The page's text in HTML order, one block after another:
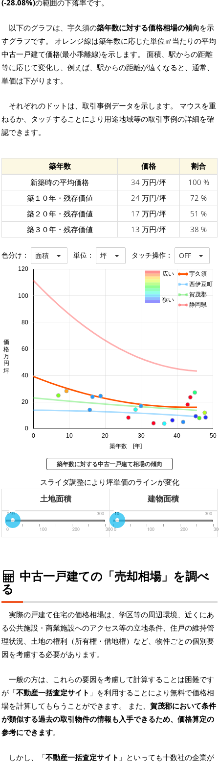
(-28.08%)の範囲の下落率です。
以下のグラフは、宇久須の築年数に対する価格相場の傾向を示
すグラフです。 オレンジ線は築年数に応じた単位㎡当たりの平均
中古一戸建て価格(最小乖離線)を示します。 面積、駅からの距離
等に応じて変化し、例えば、駅からの距離が遠くなると、通常、
単価は下がります。
それぞれのドットは、取引事例データを示します。 マウスを重
ねるか、タッチすることにより用途地域等の取引事例の詳細を確
認できます。
築年数 価格
割合
新築時の平均価格
34 万円/坪
100 %
築１０年・残存価値
24 万円/坪
72 %
築２０年・残存価値
17 万円/坪
51 %
築３０年・残存価値
13 万円/坪 38 %
色分け： 面積 単位： 坪 タッチ操作： OFF
0 10 20 30 40 50
0
20
40
60
80
100
120
築年数 [年]
価格 万円/坪
宇久須
西伊豆町
賀茂郡
静岡県
広い
狭い
築年数に対する中古一戸建て相場の傾向
スライダ調整により坪単価のラインが変化
土地面積 建物面積
0 300
19
0 100 200 300
0 300
10
0 100 200
中古一戸建ての「売却相場」を調べ
る
実際の戸建て住宅の価格相場は、学区等の周辺環境、近くにあ
る公共施設・商業施設へのアクセス等の立地条件、住戸の維持管
理状況、土地の権利（所有権・借地権）など、物件ごとの個別要
因を考慮する必要があります。
一般の方は、これらの要因を考慮して計算することは困難です
が「不動産一括査定サイト 」を利用することにより無料で価格相
場を計算してもらうことができます。 また、賀茂郡において条件
が類似する過去の取引物件の情報も入手できるため、価格算定の
参考にできます。
しかし、「不動産一括査定サイト 」といっても十数社の企業が